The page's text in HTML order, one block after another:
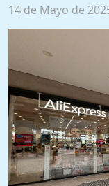
14 de Mayo de